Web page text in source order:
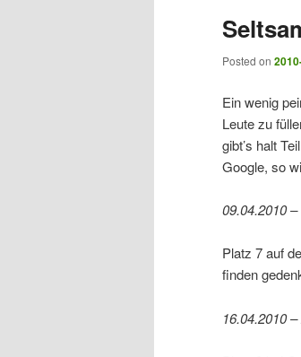
Posted on
Ein wenig
Leute zu
gibt’s halt
Google, so
09.04.2010
Platz 7 auf
finden
16.04.2010